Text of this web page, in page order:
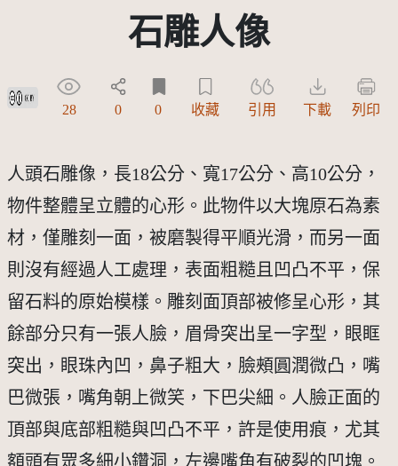
石雕人像
創用CC姓名標示 3.0 台灣及其後版本(CC BY 3.0 TW +)
28 0 0 收藏 引用 下載 列印
人頭石雕像，長18公分、寬17公分、高10公分，
物件整體呈立體的心形。此物件以大塊原石為素
材，僅雕刻一面，被磨製得平順光滑，而另一面
則沒有經過人工處理，表面粗糙且凹凸不平，保
留石料的原始模樣。雕刻面頂部被修呈心形，其
餘部分只有一張人臉，眉骨突出呈一字型，眼眶
突出，眼珠內凹，鼻子粗大，臉頰圓潤微凸，嘴
巴微張，嘴角朝上微笑，下巴尖細。人臉正面的
頂部與底部粗糙與凹凸不平，許是使用痕，尤其
額頭有眾多細小鑽洞，左邊嘴角有破裂的凹塊。